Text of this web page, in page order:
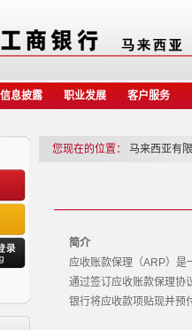
信息披露 职业发展 客户服务
您现在的位置： 马来西亚有
简介
应收账款保理（ARP）是
通过签订应收账款保理协
银行将应收款项贴现并预